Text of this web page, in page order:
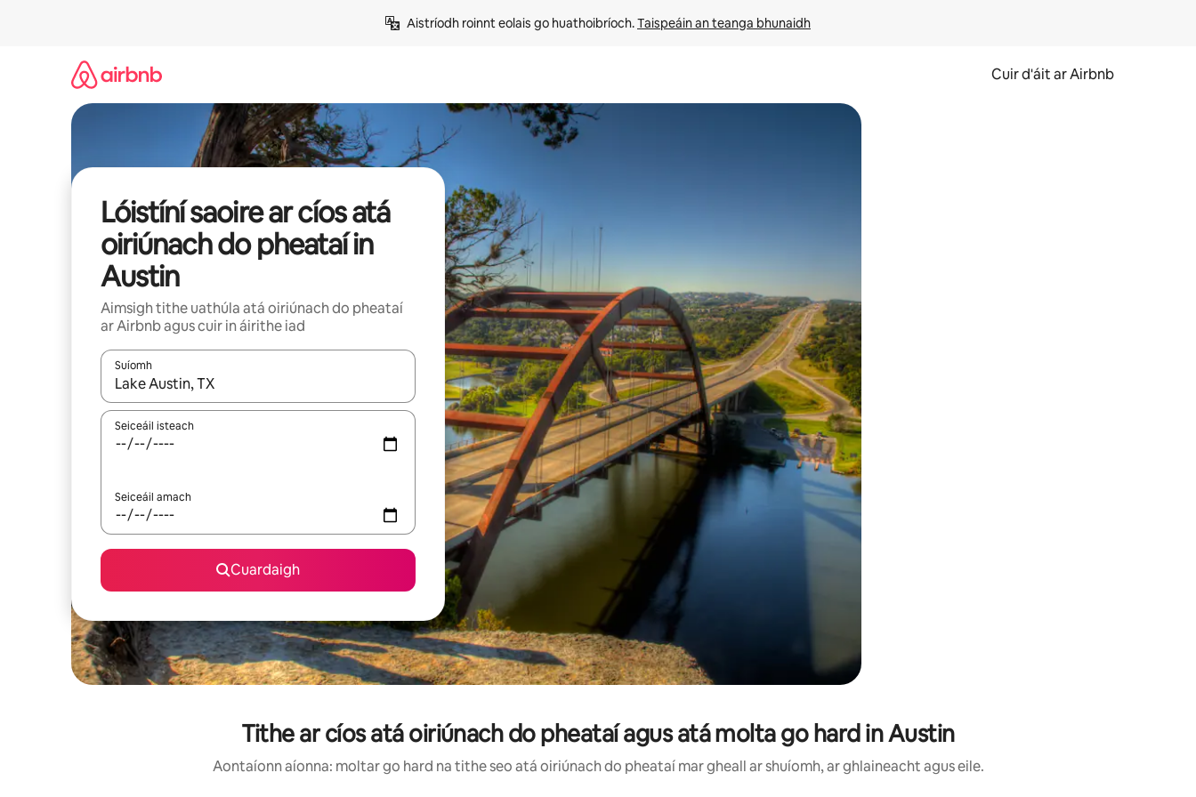
Aistríodh roinnt eolais go huathoibríoch. Taispeáin an teanga bhunaidh
Cuir d'áit ar Airbnb
Lóistíní saoire ar cíos atá
oiriúnach do pheataí in
Austin
Aimsigh tithe uathúla atá oiriúnach do pheataí
ar Airbnb agus cuir in áirithe iad
Suíomh
Nuair a bheidh torthaí ar fáil, déan nascleanúint le saigheadeochracha suas agus síos nó déan iniúchadh trí thadhall nó svaidhpeáil.
Seiceáil isteach
Seiceáil amach
Cuardaigh
Tithe ar cíos atá oiriúnach do pheataí agus atá molta go hard in Austin
Aontaíonn aíonna: moltar go hard na tithe seo atá oiriúnach do pheataí mar gheall ar shuíomh, ar ghlaineacht agus eile.